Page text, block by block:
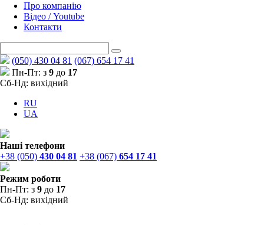
Про компанію
Відео / Youtube
Контакти
(050) 430 04 81 (067) 654 17 41
Пн-Пт: з 9 до 17
Сб-Нд: вихідний
RU
UA
Наші телефони
+38 (050) 430 04 81 +38 (067) 654 17 41
Режим роботи
Пн-Пт: з 9 до 17
Сб-Нд: вихідний